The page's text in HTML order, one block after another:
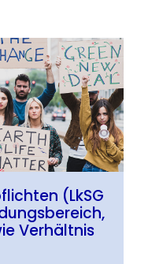
(LkSG
Verhältnis